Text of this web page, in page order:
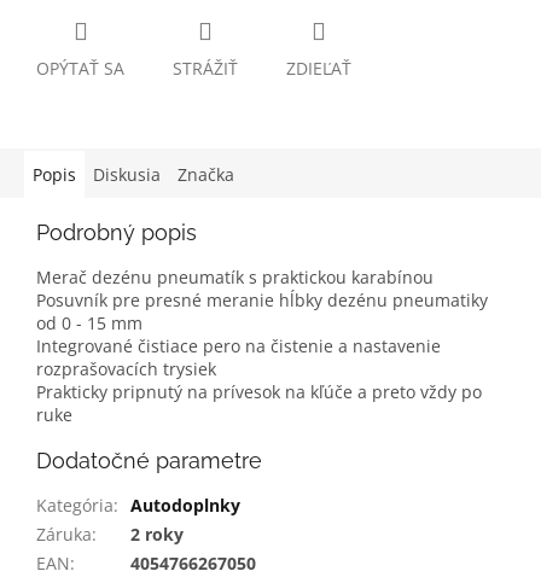
OPÝTAŤ SA STRÁŽIŤ ZDIEĽAŤ
Popis Diskusia Značka
Podrobný popis
Merač dezénu pneumatík s praktickou karabínou
Posuvník pre presné meranie hĺbky dezénu pneumatiky
od 0 - 15 mm
Integrované čistiace pero na čistenie a nastavenie
rozprašovacích trysiek
Prakticky pripnutý na prívesok na kľúče a preto vždy po
ruke
Dodatočné parametre
Kategória: Autodoplnky
Záruka:
2 roky
EAN: 4054766267050